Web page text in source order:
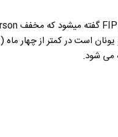
ماه ( معمولا زیر 2 ماه ) به